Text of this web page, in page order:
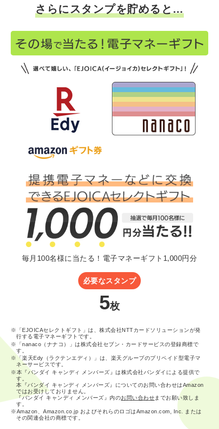
さらにスタンプを貯めると…
毎月100名様に当たる！電子マネーギフト1,000円分
必要なスタンプ
5枚
※「EJOICAセレクトギフト」は、株式会社NTTカードソリューションが発
行する電子マネーギフトです。
※「nanaco（ナナコ）」は株式会社セブン・カードサービスの登録商標で
す。
※「楽天Edy（ラクテンエディ）」は、楽天グループのプリペイド型電子マ
ネーサービスです。
※本『バンダイ キャンディ メンバーズ』は株式会社バンダイによる提供で
す。
本『バンダイ キャンディ メンバーズ』についてのお問い合わせはAmazon
ではお受けしておりません。
『バンダイ キャンディ メンバーズ』内のお問い合わせまでお願い致しま
す。
※Amazon、Amazon.co.jp およびそれらのロゴはAmazon.com, Inc. または
その関連会社の商標です。